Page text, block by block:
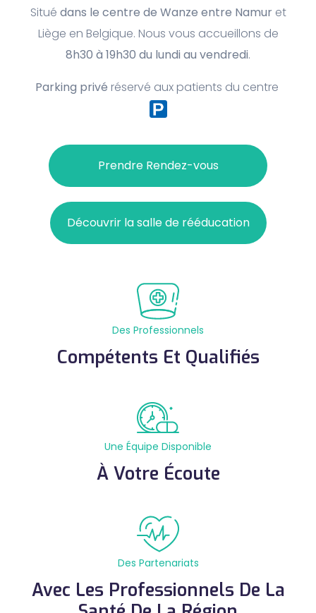
Situé dans le centre de Wanze entre Namuret
Liège en Belgique. Nous vous accueillons de
8h30 à 19h30 du lundi au vendredi.
Parking privé réservé aux patients du centre
Prendre Rendez-vous
Découvrir la salle de rééducation
Des Professionnels
Compétents Et Qualifiés
Une Équipe Disponible
À Votre Écoute
Des Partenariats
Avec Les Professionnels De La